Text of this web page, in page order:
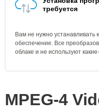
требуется
Вам не нужно устанавливать
обеспечение. Все
облаке и не используют
MPEG-4